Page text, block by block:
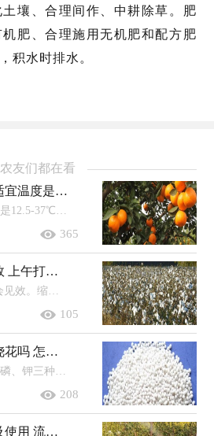
壤、合理间作、中耕除草。肥
肥、合理施用无机肥和配方肥
积水时排水。
农友们都在看
柑橘果实的生长发育适宜温度是 附种植方法和条件
柑橘果实的生长发育适温是12.5-37℃，秋季花芽分化时，白天适温为20℃左右，晚上适温为10℃左右。年日照时长达到1200-2200小时的地区适...
365
棉花打缩节胺几天见效 上午打还是下午打好 打多了用什么方法补救
棉花打缩节胺一般3-7天会见效。缩节胺的优点：可以延缓棉花主茎、果枝的伸长，防止棉花徒长；能有效控制棉花顶芽、叶枝和腋芽的生长；能...
105
速效复合肥可以兑水浇花吗 怎么用
速效复合肥中包含了氮、磷、钾三种元素，能够给花卉提供所必需的营养物质，在使用时，一般将复合肥按照比例兑水溶解后浇花；其中兑水比例...
208
流体硼叶面肥的用量及使用 流体硼叶面肥在玉米什么时候用